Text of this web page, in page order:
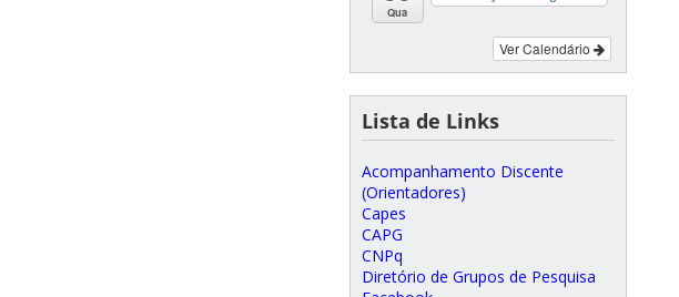
Qua
Ver Calendário
Lista de Links
Acompanhamento Discente
(Orientadores)
Capes
CAPG
CNPq
Diretório de Grupos de Pesquisa